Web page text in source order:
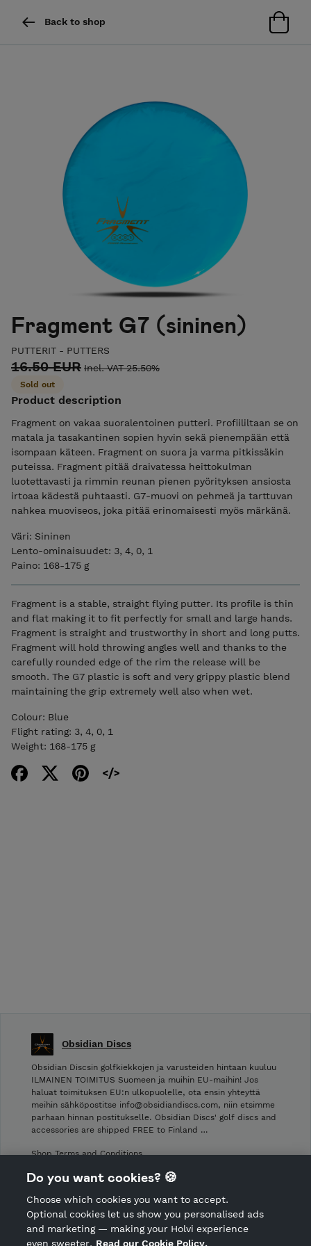
Back to shop
Fragment G7 (sininen)
PUTTERIT - PUTTERS
16.50 EUR Incl. VAT 25.50%
Sold out
Product description
Fragment on vakaa suoralentoinen putteri. Profiililtaan se on
matala ja tasakantinen sopien hyvin sekä pienempään että
isompaan käteen. Fragment on suora ja varma pitkissäkin
puteissa. Fragment pitää draivatessa heittokulman
luotettavasti ja rimmin reunan pienen pyörityksen ansiosta
irtoaa kädestä puhtaasti. G7-muovi on pehmeä ja tarttuvan
nahkea muoviseos, joka pitää erinomaisesti myös märkänä.
Väri: Sininen
Lento-ominaisuudet: 3, 4, 0, 1
Paino: 168-175 g
Fragment is a stable, straight flying putter. Its profile is thin
and flat making it to fit perfectly for small and large hands.
Fragment is straight and trustworthy in short and long putts.
Fragment will hold throwing angles well and thanks to the
carefully rounded edge of the rim the release will be
smooth. The G7 plastic is soft and very grippy plastic blend
maintaining the grip extremely well also when wet.
Colour: Blue
Flight rating: 3, 4, 0, 1
Weight: 168-175 g
Obsidian Discs
Obsidian Discsin golfkiekkojen ja varusteiden hintaan kuuluu
ILMAINEN TOIMITUS Suomeen ja muihin EU-maihin! Jos
haluat toimituksen EU:n ulkopuolelle, ota ensin yhteyttä
meihin sähköpostitse info@obsidiandiscs.com, niin etsimme
parhaan hinnan postitukselle. Obsidian Discs' golf discs and
accessories are shipped FREE to Finland …
Shop Terms and Conditions
Cancellation policy
CANCEL ORDER
Do you want cookies? 🍪
Choose which cookies you want to accept.
Optional cookies let us show you personalised ads
and marketing — making your Holvi experience
even sweeter. Read our Cookie Policy.